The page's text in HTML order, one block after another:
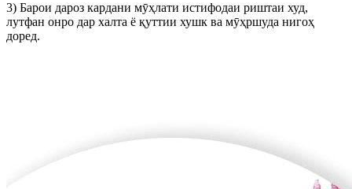
3) Барои дароз кардани мӯҳлати истифодаи риштаи худ,
лутфан онро дар халта ё қуттии хушк ва мӯҳршуда нигоҳ
доред.